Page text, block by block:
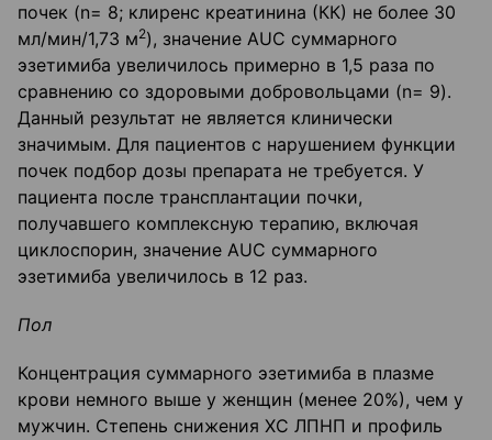
почек (n= 8; клиренс креатинина (КК) не более 30
мл/мин/1,73 м2), значение AUC суммарного
эзетимиба увеличилось примерно в 1,5 раза по
сравнению со здоровыми добровольцами (n= 9).
Данный результат не является клинически
значимым. Для пациентов с нарушением функции
почек подбор дозы препарата не требуется. У
пациента после трансплантации почки,
получавшего комплексную терапию, включая
циклоспорин, значение AUC суммарного
эзетимиба увеличилось в 12 раз.
Пол
Концентрация суммарного эзетимиба в плазме
крови немного выше у женщин (менее 20%), чем у
мужчин. Степень снижения ХС ЛПНП и профиль